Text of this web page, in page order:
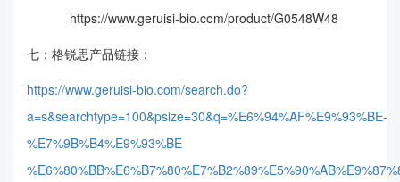
https://www.geruisi-bio.com/product/G0548W48
七：格锐思产品链接：
https://www.geruisi-bio.com/search.do?
a=s&searchtype=100&psize=30&q=%E6%94%AF%E9%93%BE-
%E7%9B%B4%E9%93%BE-